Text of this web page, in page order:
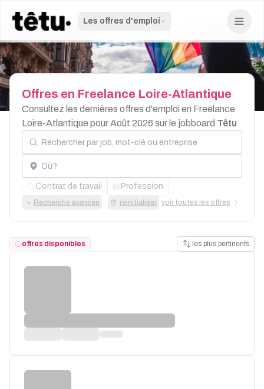
Les offres d'emploi
Offres en Freelance Loire-Atlantique
Consultez les dernières offres d'emploi en Freelance
Loire-Atlantique pour Août 2026 sur le jobboard Têtu
Rechercher par job, mot-clé ou entreprise
Localisation
Contrat de travail Profession
Recherche avancée réinitialiser voir toutes les offres
offres disponibles les plus pertinents